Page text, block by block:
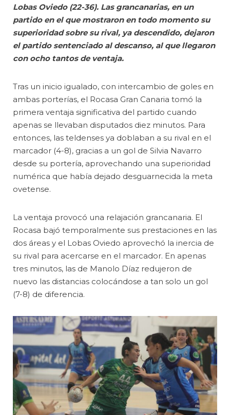
Lobas Oviedo (22-36). Las grancanarias, en un
partido en el que mostraron en todo momento su
superioridad sobre su rival, ya descendido, dejaron
el partido sentenciado al descanso, al que llegaron
con ocho tantos de ventaja.
Tras un inicio igualado, con intercambio de goles en
ambas porterías, el Rocasa Gran Canaria tomó la
primera ventaja significativa del partido cuando
apenas se llevaban disputados diez minutos. Para
entonces, las teldenses ya doblaban a su rival en el
marcador (4-8), gracias a un gol de Silvia Navarro
desde su portería, aprovechando una superioridad
numérica que había dejado desguarnecida la meta
ovetense.
La ventaja provocó una relajación grancanaria. El
Rocasa bajó temporalmente sus prestaciones en las
dos áreas y el Lobas Oviedo aprovechó la inercia de
su rival para acercarse en el marcador. En apenas
tres minutos, las de Manolo Díaz redujeron de
nuevo las distancias colocándose a tan solo un gol
(7-8) de diferencia.